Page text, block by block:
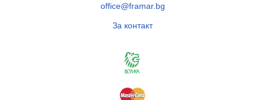
office@framar.bg
За контакт